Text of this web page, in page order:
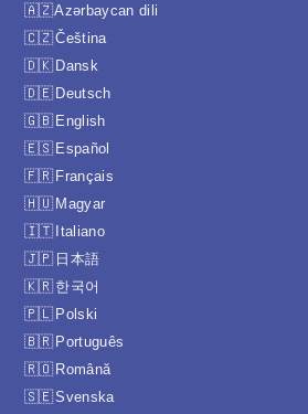
Azərbaycan dili
Čeština
Dansk
Deutsch
English
Español
Français
Magyar
Italiano
日本語
한국어
Polski
Português
Română
Svenska